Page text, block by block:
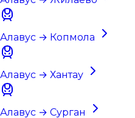
Алавус → Копмола
Алавус → Хантау
Алавус → Сурган